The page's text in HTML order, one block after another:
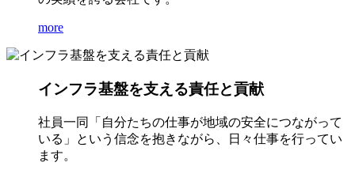
more
インフラ基盤を支える責任と貢献
社員一同「自分たちの仕事が地域の安全につながって
いる」という信念を抱きながら、日々仕事を行ってい
ます。